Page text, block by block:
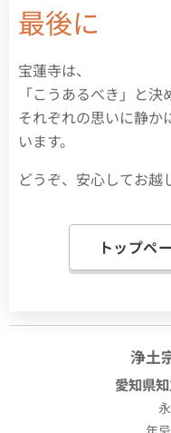
最後に
宝蓮寺は、
「こうあるべき」と決
それぞれの思いに静か
います。
どうぞ、安心してお越
トップペ
浄土
愛知県